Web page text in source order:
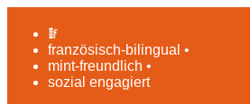
französisch-bilingual •
mint-freundlich •
sozial engagiert